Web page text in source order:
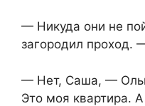
— Никуда они не
загородил проход.
— Нет, Саша, —
Это моя квартира.